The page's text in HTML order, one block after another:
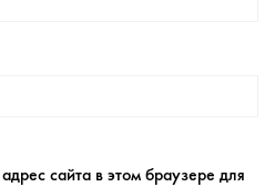
сайта в этом браузере для